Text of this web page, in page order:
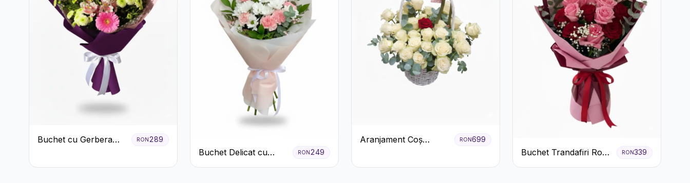
Buchet cu Gerbera
RON289
Buchet Delicat cu
Garoafe Roz și
RON249
Aranjament Coș
RON699
Buchet Trandafiri Roz
și Roșii cu Eucalipt și
RON339